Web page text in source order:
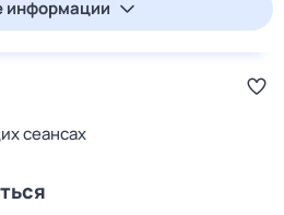
информации
сеансах